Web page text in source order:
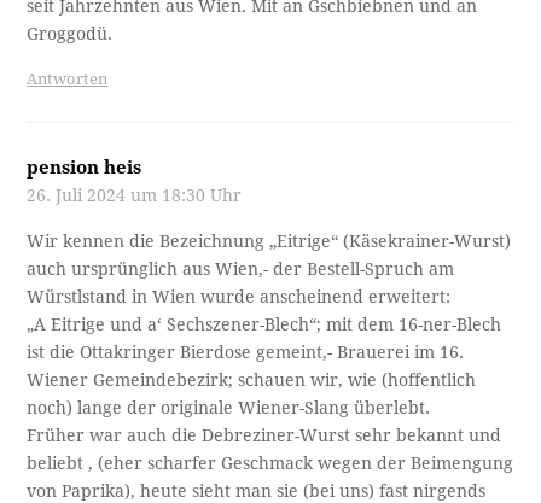
seit Jahrzehnten aus Wien. Mit an Gschbiebnen und an
Groggodü.
Antworten
pension heis
26. Juli 2024 um 18:30 Uhr
Wir kennen die Bezeichnung „Eitrige“ (Käsekrainer-Wurst)
auch ursprünglich aus Wien,- der Bestell-Spruch am
Würstlstand in Wien wurde anscheinend erweitert:
„A Eitrige und a‘ Sechszener-Blech“; mit dem 16-ner-Blech
ist die Ottakringer Bierdose gemeint,- Brauerei im 16.
Wiener Gemeindebezirk; schauen wir, wie (hoffentlich
noch) lange der originale Wiener-Slang überlebt.
Früher war auch die Debreziner-Wurst sehr bekannt und
beliebt , (eher scharfer Geschmack wegen der Beimengung
von Paprika), heute sieht man sie (bei uns) fast nirgends